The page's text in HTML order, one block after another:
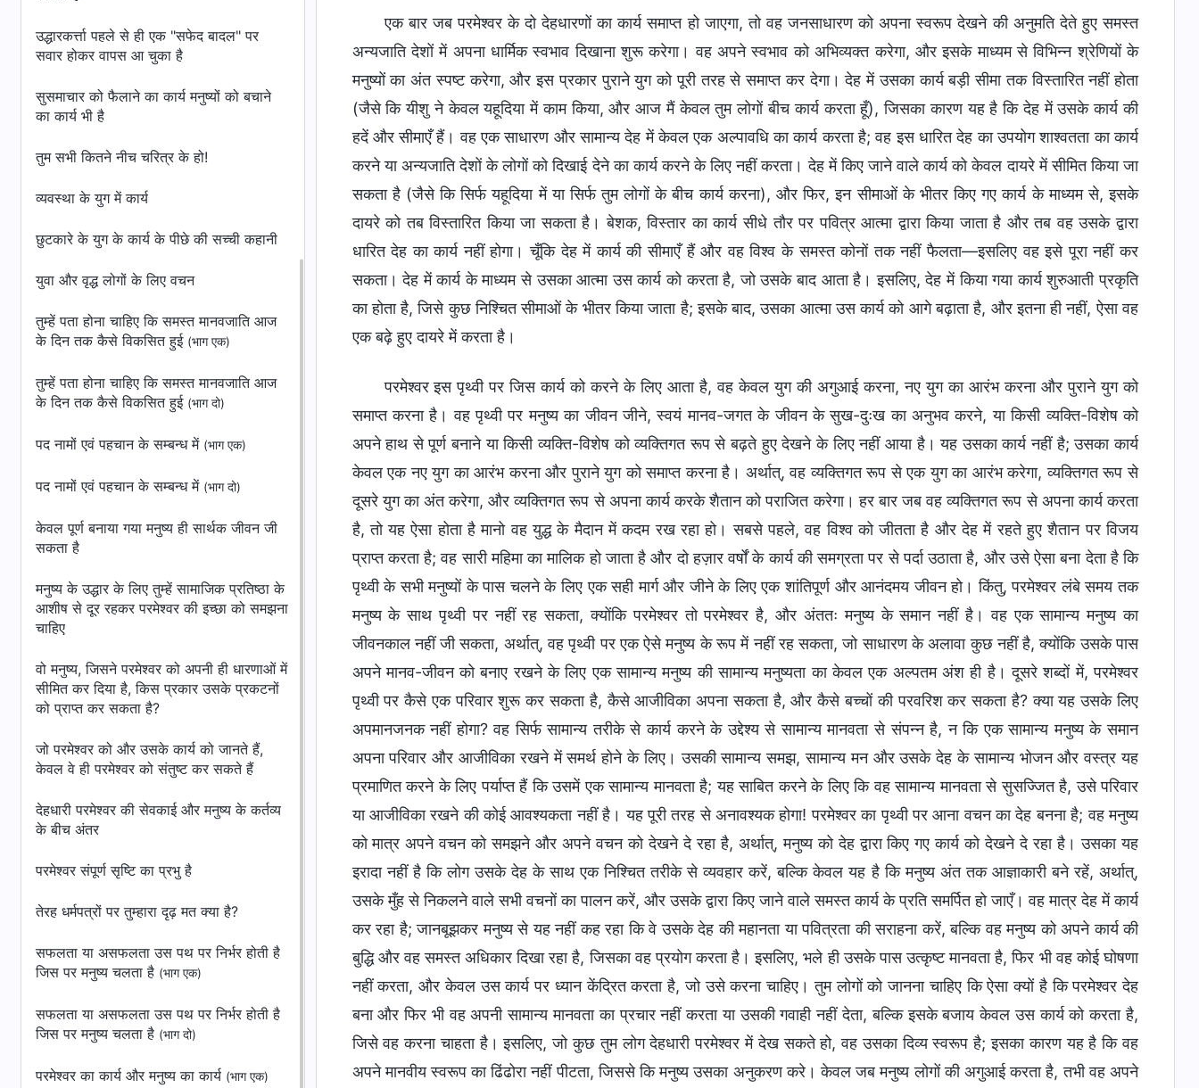
उद्धारकर्त्ता पहले से ही एक "सफेद बादल" पर
सवार होकर वापस आ चुका है
सुसमाचार को फैलाने का कार्य मनुष्यों को बचाने
का कार्य भी है
तुम सभी कितने नीच चरित्र के हो!
व्यवस्था के युग में कार्य
छुटकारे के युग के कार्य के पीछे की सच्ची कहानी
युवा और वृद्ध लोगों के लिए वचन
तुम्हें पता होना चाहिए कि समस्त मानवजाति आज
के दिन तक कैसे विकसित हुई (भाग एक)
तुम्हें पता होना चाहिए कि समस्त मानवजाति आज
के दिन तक कैसे विकसित हुई (भाग दो)
पद नामों एवं पहचान के सम्बन्ध में (भाग एक)
पद नामों एवं पहचान के सम्बन्ध में (भाग दो)
केवल पूर्ण बनाया गया मनुष्य ही सार्थक जीवन जी
सकता है
मनुष्य के उद्धार के लिए तुम्हें सामाजिक प्रतिष्ठा के
आशीष से दूर रहकर परमेश्वर की इच्छा को समझना
चाहिए
वो मनुष्य, जिसने परमेश्वर को अपनी ही धारणाओं में
सीमित कर दिया है, किस प्रकार उसके प्रकटनों
को प्राप्त कर सकता है?
जो परमेश्वर को और उसके कार्य को जानते हैं,
केवल वे ही परमेश्वर को संतुष्ट कर सकते हैं
देहधारी परमेश्वर की सेवकाई और मनुष्य के कर्तव्य
के बीच अंतर
परमेश्वर संपूर्ण सृष्टि का प्रभु है
तेरह धर्मपत्रों पर तुम्हारा दृढ़ मत क्या है?
सफलता या असफलता उस पथ पर निर्भर होती है
जिस पर मनुष्य चलता है (भाग एक)
सफलता या असफलता उस पथ पर निर्भर होती है
जिस पर मनुष्य चलता है (भाग दो)
परमेश्वर का कार्य और मनुष्य का कार्य (भाग एक)
एक बार जब परमेश्वर के दो देहधारणों का कार्य समाप्त हो जाएगा, तो वह जनसाधारण को अपना स्वरूप देखने की अनुमति देते हुए समस्त
अन्यजाति देशों में अपना धार्मिक स्वभाव दिखाना शुरू करेगा। वह अपने स्वभाव को अभिव्यक्त करेगा, और इसके माध्यम से विभिन्न श्रेणियों के
मनुष्यों का अंत स्पष्ट करेगा, और इस प्रकार पुराने युग को पूरी तरह से समाप्त कर देगा। देह में उसका कार्य बड़ी सीमा तक विस्तारित नहीं होता
(जैसे कि यीशु ने केवल यहूदिया में काम किया, और आज मैं केवल तुम लोगों बीच कार्य करता हूँ), जिसका कारण यह है कि देह में उसके कार्य की
हदें और सीमाएँ हैं। वह एक साधारण और सामान्य देह में केवल एक अल्पावधि का कार्य करता है; वह इस धारित देह का उपयोग शाश्वतता का कार्य
करने या अन्यजाति देशों के लोगों को दिखाई देने का कार्य करने के लिए नहीं करता। देह में किए जाने वाले कार्य को केवल दायरे में सीमित किया जा
सकता है (जैसे कि सिर्फ यहूदिया में या सिर्फ तुम लोगों के बीच कार्य करना), और फिर, इन सीमाओं के भीतर किए गए कार्य के माध्यम से, इसके
दायरे को तब विस्तारित किया जा सकता है। बेशक, विस्तार का कार्य सीधे तौर पर पवित्र आत्मा द्वारा किया जाता है और तब वह उसके द्वारा
धारित देह का कार्य नहीं होगा। चूँकि देह में कार्य की सीमाएँ हैं और वह विश्व के समस्त कोनों तक नहीं फैलता—इसलिए वह इसे पूरा नहीं कर
सकता। देह में कार्य के माध्यम से उसका आत्मा उस कार्य को करता है, जो उसके बाद आता है। इसलिए, देह में किया गया कार्य शुरुआती प्रकृति
का होता है, जिसे कुछ निश्चित सीमाओं के भीतर किया जाता है; इसके बाद, उसका आत्मा उस कार्य को आगे बढ़ाता है, और इतना ही नहीं, ऐसा वह
एक बढ़े हुए दायरे में करता है।
परमेश्वर इस पृथ्वी पर जिस कार्य को करने के लिए आता है, वह केवल युग की अगुआई करना, नए युग का आरंभ करना और पुराने युग को
समाप्त करना है। वह पृथ्वी पर मनुष्य का जीवन जीने, स्वयं मानव-जगत के जीवन के सुख-दुःख का अनुभव करने, या किसी व्यक्ति-विशेष को
अपने हाथ से पूर्ण बनाने या किसी व्यक्ति-विशेष को व्यक्तिगत रूप से बढ़ते हुए देखने के लिए नहीं आया है। यह उसका कार्य नहीं है; उसका कार्य
केवल एक नए युग का आरंभ करना और पुराने युग को समाप्त करना है। अर्थात्, वह व्यक्तिगत रूप से एक युग का आरंभ करेगा, व्यक्तिगत रूप से
दूसरे युग का अंत करेगा, और व्यक्तिगत रूप से अपना कार्य करके शैतान को पराजित करेगा। हर बार जब वह व्यक्तिगत रूप से अपना कार्य करता
है, तो यह ऐसा होता है मानो वह युद्ध के मैदान में कदम रख रहा हो। सबसे पहले, वह विश्व को जीतता है और देह में रहते हुए शैतान पर विजय
प्राप्त करता है; वह सारी महिमा का मालिक हो जाता है और दो हज़ार वर्षों के कार्य की समग्रता पर से पर्दा उठाता है, और उसे ऐसा बना देता है कि
पृथ्वी के सभी मनुष्यों के पास चलने के लिए एक सही मार्ग और जीने के लिए एक शांतिपूर्ण और आनंदमय जीवन हो। किंतु, परमेश्वर लंबे समय तक
मनुष्य के साथ पृथ्वी पर नहीं रह सकता, क्योंकि परमेश्वर तो परमेश्वर है, और अंततः मनुष्य के समान नहीं है। वह एक सामान्य मनुष्य का
जीवनकाल नहीं जी सकता, अर्थात्, वह पृथ्वी पर एक ऐसे मनुष्य के रूप में नहीं रह सकता, जो साधारण के अलावा कुछ नहीं है, क्योंकि उसके पास
अपने मानव-जीवन को बनाए रखने के लिए एक सामान्य मनुष्य की सामान्य मनुष्यता का केवल एक अल्पतम अंश ही है। दूसरे शब्दों में, परमेश्वर
पृथ्वी पर कैसे एक परिवार शुरू कर सकता है, कैसे आजीविका अपना सकता है, और कैसे बच्चों की परवरिश कर सकता है? क्या यह उसके लिए
अपमानजनक नहीं होगा? वह सिर्फ सामान्य तरीके से कार्य करने के उद्देश्य से सामान्य मानवता से संपन्न है, न कि एक सामान्य मनुष्य के समान
अपना परिवार और आजीविका रखने में समर्थ होने के लिए। उसकी सामान्य समझ, सामान्य मन और उसके देह के सामान्य भोजन और वस्त्र यह
प्रमाणित करने के लिए पर्याप्त हैं कि उसमें एक सामान्य मानवता है; यह साबित करने के लिए कि वह सामान्य मानवता से सुसज्जित है, उसे परिवार
या आजीविका रखने की कोई आवश्यकता नहीं है। यह पूरी तरह से अनावश्यक होगा! परमेश्वर का पृथ्वी पर आना वचन का देह बनना है; वह मनुष्य
को मात्र अपने वचन को समझने और अपने वचन को देखने दे रहा है, अर्थात्, मनुष्य को देह द्वारा किए गए कार्य को देखने दे रहा है। उसका यह
इरादा नहीं है कि लोग उसके देह के साथ एक निश्चित तरीके से व्यवहार करें, बल्कि केवल यह है कि मनुष्य अंत तक आज्ञाकारी बने रहें, अर्थात्,
उसके मुँह से निकलने वाले सभी वचनों का पालन करें, और उसके द्वारा किए जाने वाले समस्त कार्य के प्रति समर्पित हो जाएँ। वह मात्र देह में कार्य
कर रहा है; जानबूझकर मनुष्य से यह नहीं कह रहा कि वे उसके देह की महानता या पवित्रता की सराहना करें, बल्कि वह मनुष्य को अपने कार्य की
बुद्धि और वह समस्त अधिकार दिखा रहा है, जिसका वह प्रयोग करता है। इसलिए, भले ही उसके पास उत्कृष्ट मानवता है, फिर भी वह कोई घोषणा
नहीं करता, और केवल उस कार्य पर ध्यान केंद्रित करता है, जो उसे करना चाहिए। तुम लोगों को जानना चाहिए कि ऐसा क्यों है कि परमेश्वर देह
बना और फिर भी वह अपनी सामान्य मानवता का प्रचार नहीं करता या उसकी गवाही नहीं देता, बल्कि इसके बजाय केवल उस कार्य को करता है,
जिसे वह करना चाहता है। इसलिए, जो कुछ तुम लोग देहधारी परमेश्वर में देख सकते हो, वह उसका दिव्य स्वरूप है; इसका कारण यह है कि वह
अपने मानवीय स्वरूप का ढिंढोरा नहीं पीटता, जिससे कि मनुष्य उसका अनुकरण करे। केवल जब मनुष्य लोगों की अगुआई करता है, तभी वह अपने